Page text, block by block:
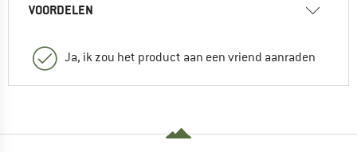
VOORDELEN
Ja, ik zou het product aan een vriend aanraden